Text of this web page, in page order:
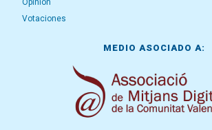
Opinión
Votaciones
MEDIO ASOCIADO A: